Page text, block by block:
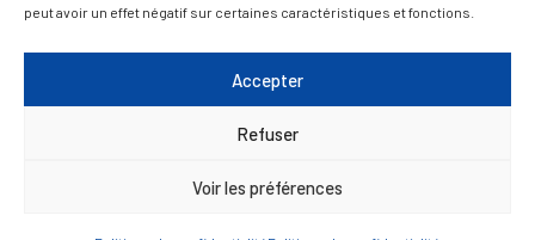
peut avoir un effet négatif sur certaines caractéristiques et fonctions.
Accepter
Refuser
Voir les préférences